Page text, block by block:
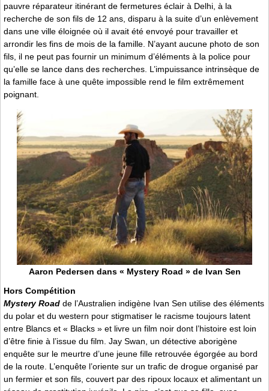
pauvre réparateur itinérant de fermetures éclair à Delhi, à la
recherche de son fils de 12 ans, disparu à la suite d’un enlèvement
dans une ville éloignée où il avait été envoyé pour travailler et
arrondir les fins de mois de la famille. N’ayant aucune photo de son
fils, il ne peut pas fournir un minimum d’éléments à la police pour
qu’elle se lance dans des recherches. L’impuissance intrinsèque de
la famille face à une quête impossible rend le film extrêmement
poignant.
Aaron Pedersen dans « Mystery Road » de Ivan Sen
Hors Compétition
Mystery Road de l’Australien indigène Ivan Sen utilise des éléments
du polar et du western pour stigmatiser le racisme toujours latent
entre Blancs et « Blacks » et livre un film noir dont l’histoire est loin
d’être finie à l’issue du film. Jay Swan, un détective aborigène
enquête sur le meurtre d’une jeune fille retrouvée égorgée au bord
de la route. L’enquête l’oriente sur un trafic de drogue organisé par
un fermier et son fils, couvert par des ripoux locaux et alimentant un